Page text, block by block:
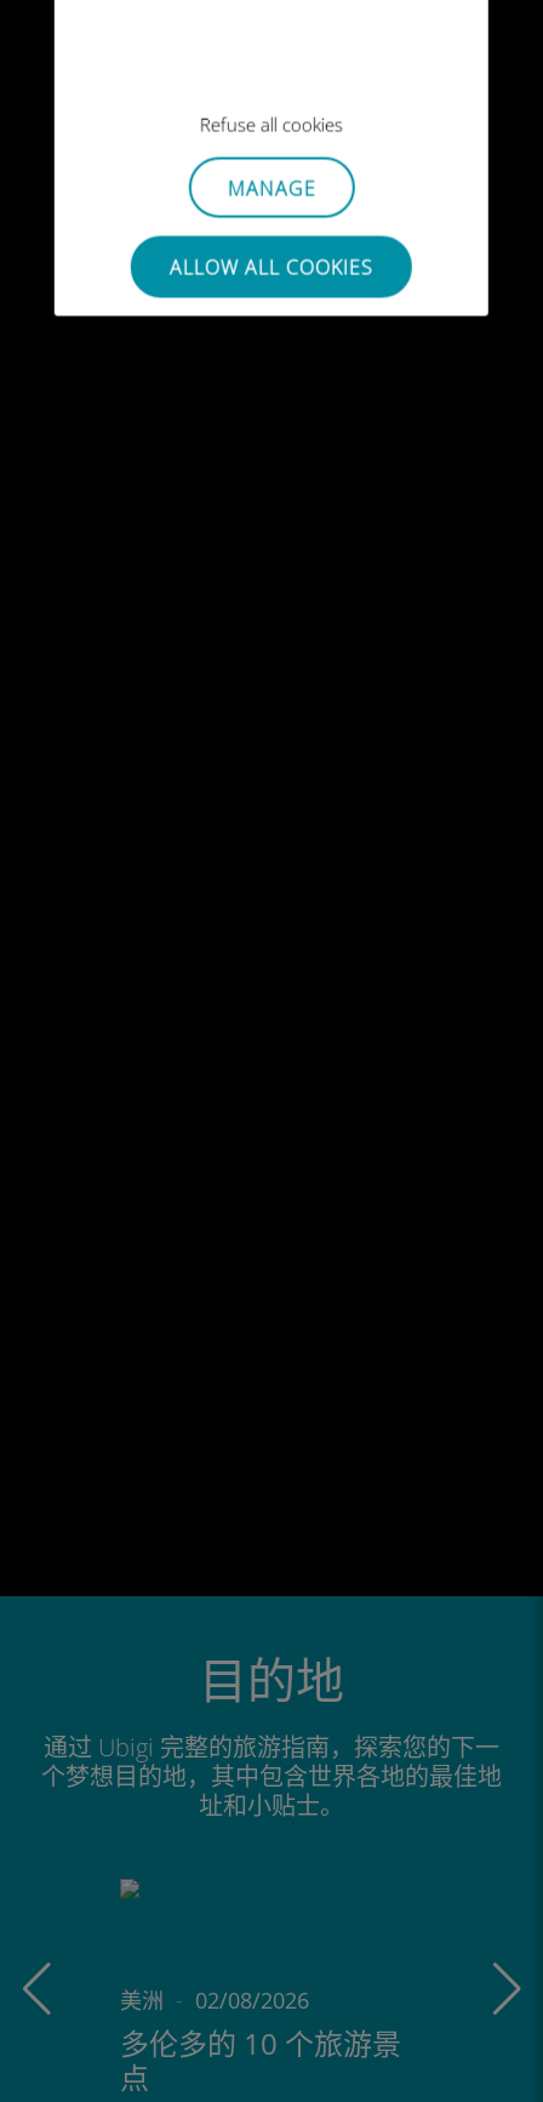
Refuse all cookies
MANAGE
ALLOW ALL COOKIES
目的地
通过 Ubigi 完整的旅游指南，探索您的下一
个梦想目的地，其中包含世界各地的最佳地
址和小贴士。
美洲 - 02/08/2026
多伦多的 10 个旅游景
点